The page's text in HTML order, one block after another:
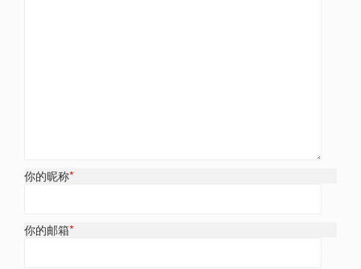
你的昵称*
你的邮箱*